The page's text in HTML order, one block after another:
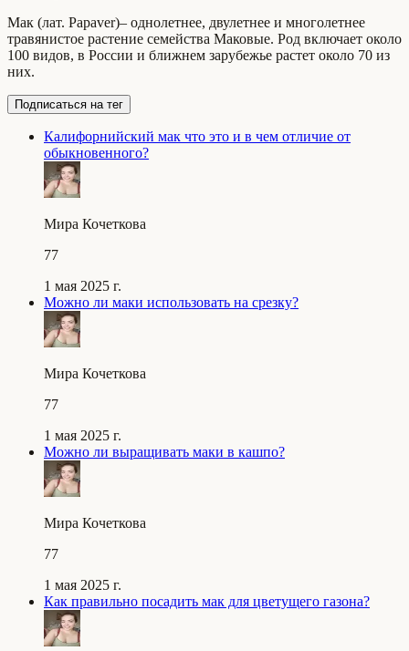
Мак (лат. Papaver)– однолетнее, двулетнее и многолетнее
травянистое растение семейства Маковые. Род включает около
100 видов, в России и ближнем зарубежье растет около 70 из
них.
Подписаться на тег
Калифорнийский мак что это и в чем отличие от
обыкновенного?
Мира Кочеткова
77
1 мая 2025 г.
Можно ли маки использовать на срезку?
Мира Кочеткова
77
1 мая 2025 г.
Можно ли выращивать маки в кашпо?
Мира Кочеткова
77
1 мая 2025 г.
Как правильно посадить мак для цветущего газона?